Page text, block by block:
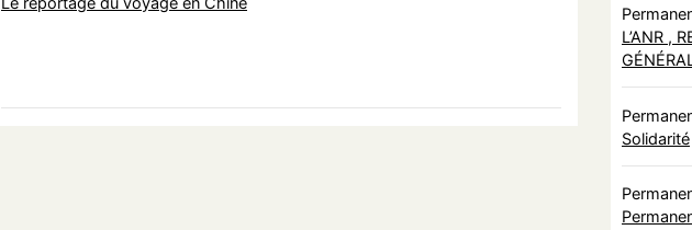
L’ANR ,
Solidarité